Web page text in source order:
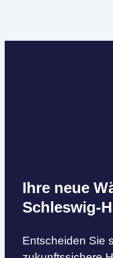
Ihre neue
Schleswig-
Entscheiden Sie